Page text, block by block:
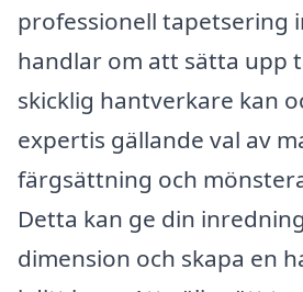
professionell tapetsering
handlar om att sätta upp
skicklig hantverkare kan
expertis gällande val av
färgsättning och
Detta kan ge din
dimension och skapa en